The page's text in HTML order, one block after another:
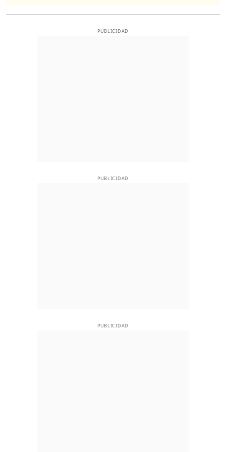
PUBLICIDAD
PUBLICIDAD
PUBLICIDAD